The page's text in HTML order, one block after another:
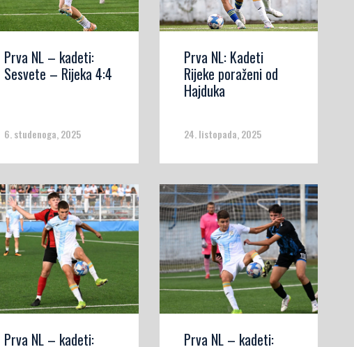
Prva NL – kadeti:
Sesvete – Rijeka 4:4
6. studenoga, 2025
Prva NL: Kadeti
Rijeke poraženi od
Hajduka
24. listopada, 2025
Prva NL – kadeti:
Prva NL – kadeti: